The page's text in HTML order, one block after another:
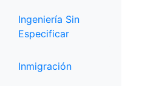
Ingeniería Sin
Especificar
Inmigración